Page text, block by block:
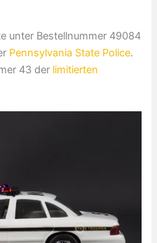
unter Bestellnummer 49084
Pennsylvania State Police.
43 der limitierten